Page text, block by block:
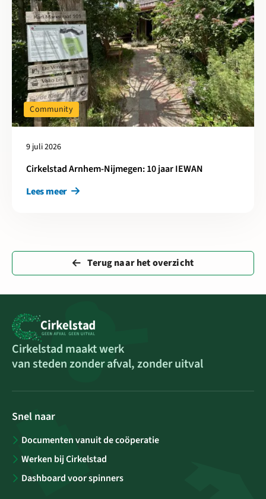
9 juli 2026
Cirkelstad Arnhem-Nijmegen: 10 jaar IEWAN
Community
Lees meer
Terug naar het overzicht
Cirkelstad maakt werk
van steden zonder afval, zonder uitval
Snel naar
Documenten vanuit de coöperatie
Werken bij Cirkelstad
Dashboard voor spinners